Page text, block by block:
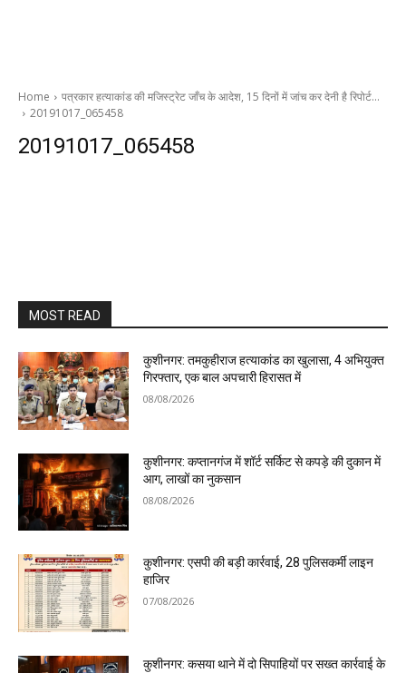
Home
पत्रकार हत्याकांड की मजिस्ट्रेट जाँच के आदेश, 15 दिनों में जांच कर देनी है रिपोर्ट…
20191017_065458
20191017_065458
MOST READ
कुशीनगर: तमकुहीराज हत्याकांड का खुलासा, 4 अभियुक्त
गिरफ्तार, एक बाल अपचारी हिरासत में
08/08/2026
कुशीनगर: कप्तानगंज में शॉर्ट सर्किट से कपड़े की दुकान में
आग, लाखों का नुकसान
08/08/2026
कुशीनगर: एसपी की बड़ी कार्रवाई, 28 पुलिसकर्मी लाइन
हाजिर
07/08/2026
कुशीनगर: कसया थाने में दो सिपाहियों पर सख्त कार्रवाई के